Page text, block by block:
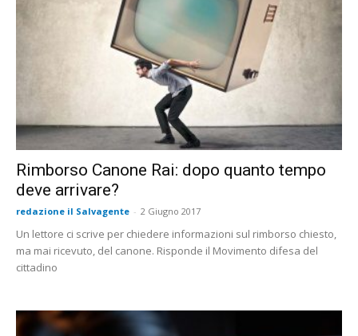
Rimborso Canone Rai: dopo quanto tempo
deve arrivare?
redazione il Salvagente - 2 Giugno 2017
Un lettore ci scrive per chiedere informazioni sul rimborso chiesto,
ma mai ricevuto, del canone. Risponde il Movimento difesa del
cittadino